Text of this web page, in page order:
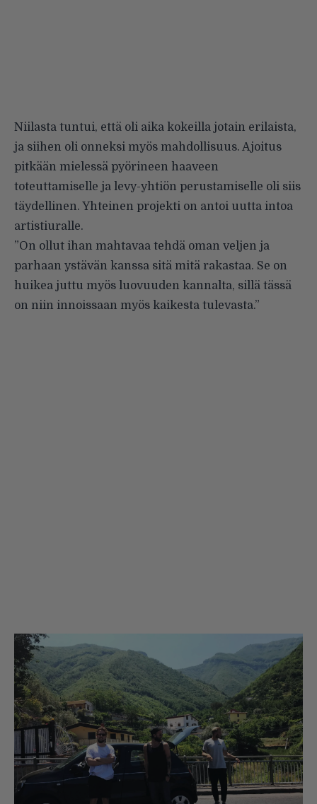
Niilasta tuntui, että oli aika kokeilla jotain erilaista,
ja siihen oli onneksi myös mahdollisuus. Ajoitus
pitkään mielessä pyörineen haaveen
toteuttamiselle ja levy-yhtiön perustamiselle oli siis
täydellinen. Yhteinen projekti on antoi uutta intoa
artistiuralle.
”On ollut ihan mahtavaa tehdä oman veljen ja
parhaan ystävän kanssa sitä mitä rakastaa. Se on
huikea juttu myös luovuuden kannalta, sillä tässä
on niin innoissaan myös kaikesta tulevasta.”